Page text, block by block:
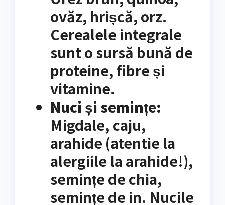
ovăz, hrișcă, orz.
Cerealele integrale
sunt o sursă bună de
proteine, fibre și
vitamine.
Nuci și semințe:
Migdale, caju,
arahide (atentie la
alergiile la arahide!),
semințe de chia,
semințe de in. Nucile